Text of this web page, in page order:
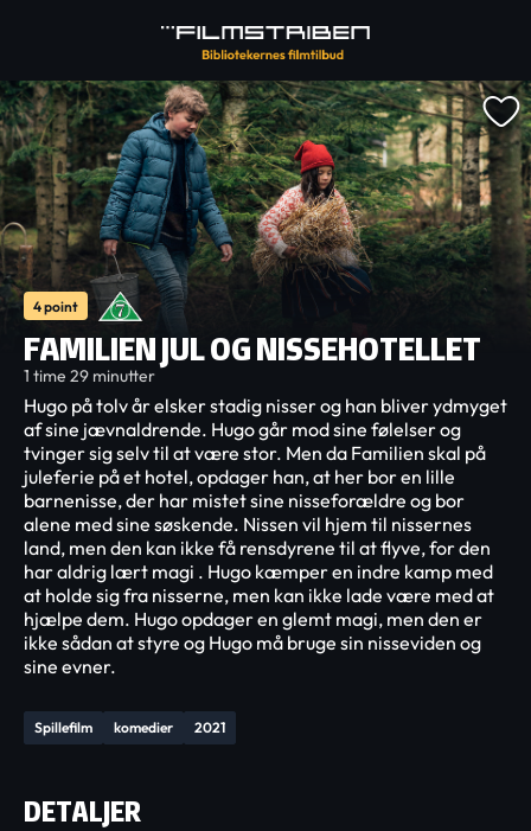
4 point
FAMILIEN JUL OG NISSEHOTELLET
1 time 29 minutter
Spillefilm komedier 2021
Hugo på tolv år elsker stadig nisser og han bliver ydmyget
af sine jævnaldrende. Hugo går mod sine følelser og
tvinger sig selv til at være stor. Men da Familien skal på
juleferie på et hotel, opdager han, at her bor en lille
barnenisse, der har mistet sine nisseforældre og bor
alene med sine søskende. Nissen vil hjem til nissernes
land, men den kan ikke få rensdyrene til at flyve, for den
har aldrig lært magi . Hugo kæmper en indre kamp med
at holde sig fra nisserne, men kan ikke lade være med at
hjælpe dem. Hugo opdager en glemt magi, men den er
ikke sådan at styre og Hugo må bruge sin nisseviden og
sine evner.
DETALJER